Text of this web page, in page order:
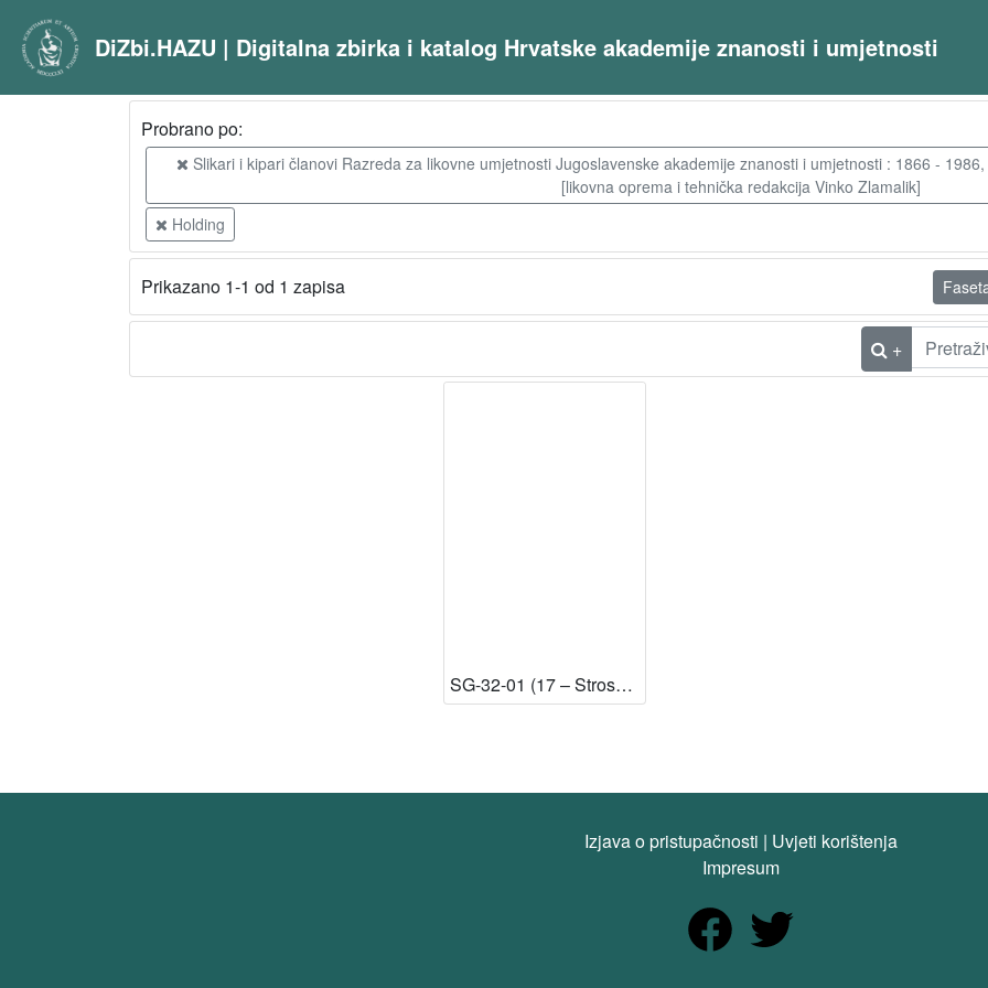
DiZbi.HAZU | Digitalna zbirka i katalog Hrvatske akademije znanosti i umjetnosti
Probrano po:
Slikari i kipari članovi Razreda za likovne umjetnosti Jugoslavenske akademije znanosti i umjetnosti : 1866 -
[likovna oprema i tehnička redakcija Vinko Zlamalik]
Holding
Prikazano 1-1 od 1 zapisa
+
SG-32-01 (17 – Strossmayerova galerija starih majstora) [Dostupno]
Izjava o pristupačnosti | Uvjeti korištenja
Impresum